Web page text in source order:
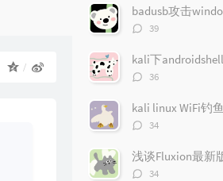
文
章
评
评
数：
39
评
数：
36
kali linux WiFi钓鱼
评
数：
34
评
34